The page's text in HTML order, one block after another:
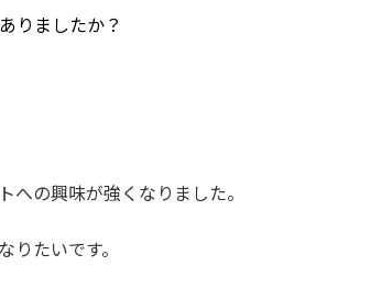
りましたか？
への興味が強くなりました。
りたいです。